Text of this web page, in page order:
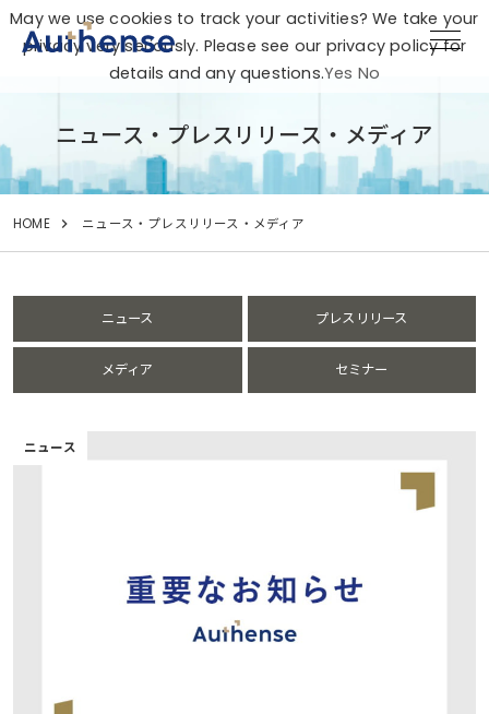
ニュース・プレスリリース・メディア
HOME ニュース・プレスリリース・メディア
ニュース プレスリリース
メディア セミナー
ニュース
May we use cookies to track your activities? We take your
privacy very seriously. Please see our privacy policy for
details and any questions.Yes No